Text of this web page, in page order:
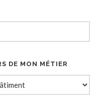
DE MON MÉTIER